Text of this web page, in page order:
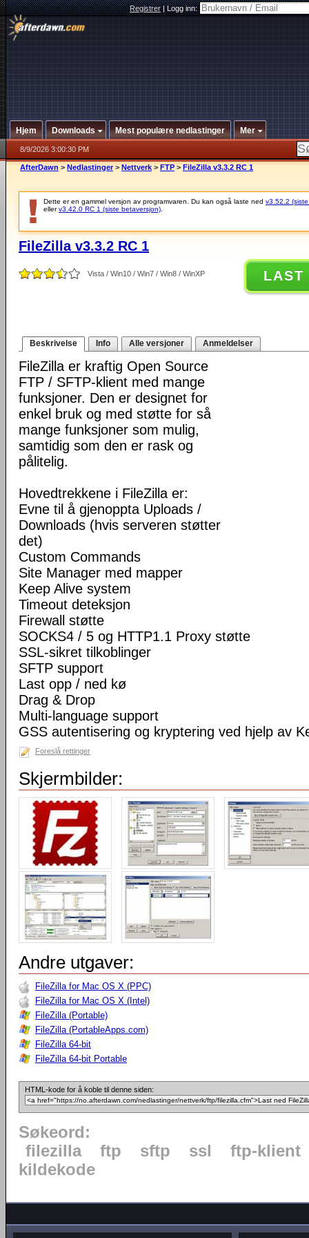
Registrer|Logg inn:
Hjem Downloads Mest populære nedlastinger Mer
8/9/2026 3:00:30 PM
AfterDawn > Nedlastinger > Nettverk > FTP > FileZilla v3.3.2 RC 1
Dette er en gammel versjon av programvaren. Du kan også laste ned v3.52.2
ellerv3.42.0 RC 1 (siste betaversjon)
FileZilla v3.3.2 RC 1
Vista / Win10 / Win7 / Win8 / WinXP LAST
Beskrivelse Info Alle versjoner Anmeldelser
FileZilla er kraftig Open Source
FTP / SFTP-klient med mange
funksjoner. Den er designet for
enkel bruk og med støtte for så
mange funksjoner som mulig,
samtidig som den er rask og
pålitelig.
Hovedtrekkene i FileZilla er:
Evne til å gjenoppta Uploads /
Downloads (hvis serveren støtter
det)
Custom Commands
Site Manager med mapper
Keep Alive system
Timeout deteksjon
Firewall støtte
SOCKS4 / 5 og HTTP1.1 Proxy støtte
SSL-sikret tilkoblinger
SFTP support
Last opp / ned kø
Drag & Drop
Multi-language support
GSS autentisering og kryptering ved hjelp av
Foreslå rettinger
Skjermbilder:
Andre utgaver:
FileZilla for Mac OS X (PPC)
FileZilla for Mac OS X (Intel)
FileZilla (Portable)
FileZilla (PortableApps.com)
FileZilla 64-bit
FileZilla 64-bit Portable
HTML-kode for å koble til denne siden:
Søkeord:
filezilla
ftp sftp ssl
ftp-klient
kildekode